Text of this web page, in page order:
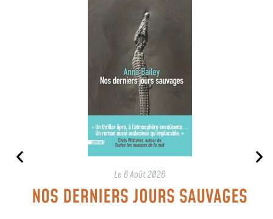
Le 6 Août 2026
NOS DERNIERS JOURS SAUVAGES